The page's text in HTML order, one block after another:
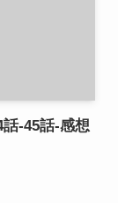
-45話-感想